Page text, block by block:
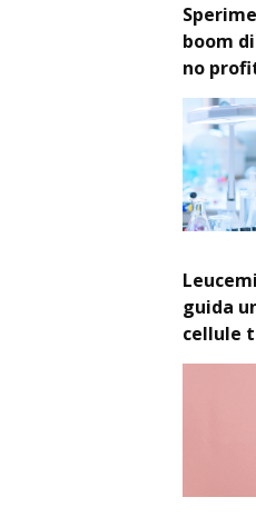
boom
no
guida
cellule